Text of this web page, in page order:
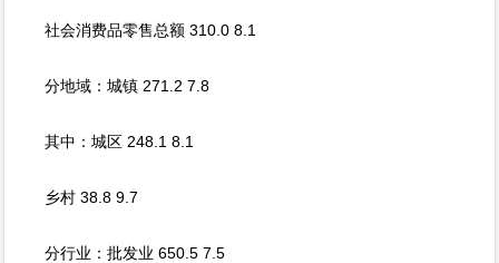
社会消费品零售总额 310.0 8.1
分地域：城镇 271.2 7.8
其中：城区 248.1 8.1
乡村 38.8 9.7
分行业：批发业 650.5 7.5